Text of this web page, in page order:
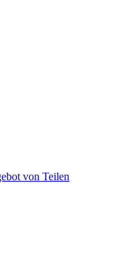
von Teilen